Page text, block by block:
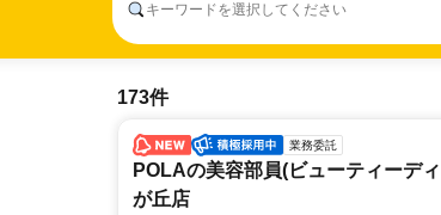
キーワードを選択してください
173件
業務委託
POLAの美容部員(ビューティーデ
が丘店